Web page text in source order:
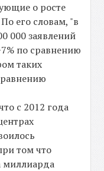
о росте
его словам, "в
000 заявлений
по сравнению
таких
с 2012 года
том что
миллиарда